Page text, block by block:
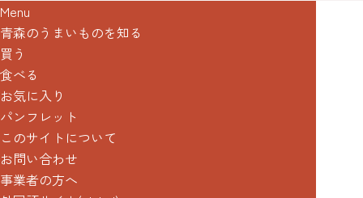
Menu
青森のうまいものを知る
買う
食べる
お気に入り
パンフレット
このサイトについて
お問い合わせ
事業者の方へ